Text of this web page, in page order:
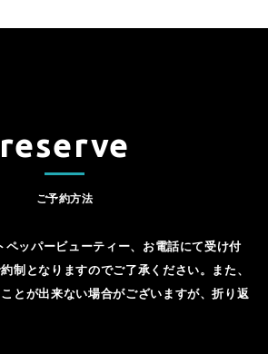
reserve
ご予約方法
ペッパービューティー、お電話にて受け付
制となりますのでご了承ください。また、
とが出来ない場合がございますが、折り返